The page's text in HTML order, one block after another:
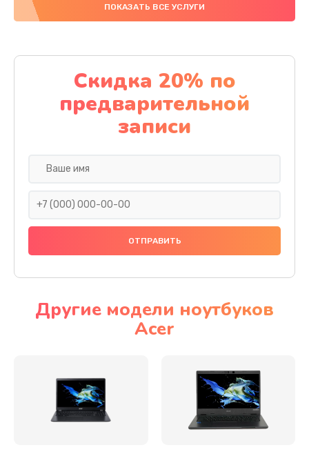
Замена южного моста
Заказать
Чистка от пыли
1060 руб.
Заказать
Ремонт подсветки
Настройка BIOS
Замена видеочипа
ПОКАЗАТЬ ВСЕ УСЛУГИ
Скидка 20% по
предварительной
записи
Другие модели ноутбуков
Acer